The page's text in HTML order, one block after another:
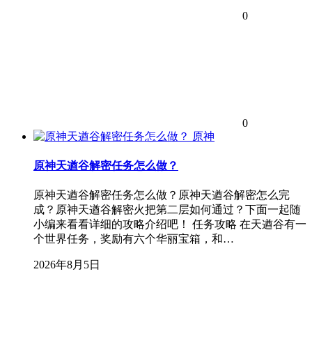
0
0
原神
原神天遒谷解密任务怎么做？
原神天遒谷解密任务怎么做？原神天遒谷解密怎么完
成？原神天遒谷解密火把第二层如何通过？下面一起随
小编来看看详细的攻略介绍吧！ 任务攻略 在天遒谷有一
个世界任务，奖励有六个华丽宝箱，和…
2026年8月5日